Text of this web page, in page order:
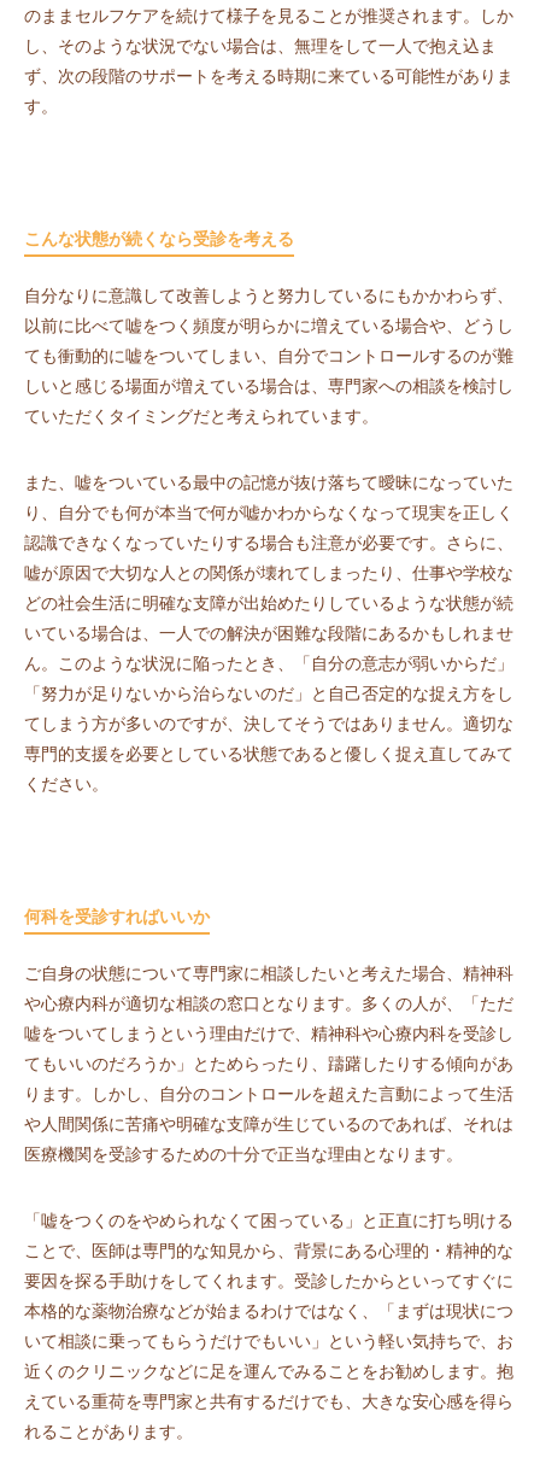
のままセルフケアを続けて様子を見ることが推奨されます。しか
し、そのような状況でない場合は、無理をして一人で抱え込ま
ず、次の段階のサポートを考える時期に来ている可能性がありま
す。
こんな状態が続くなら受診を考える
自分なりに意識して改善しようと努力しているにもかかわらず、
以前に比べて嘘をつく頻度が明らかに増えている場合や、どうし
ても衝動的に嘘をついてしまい、自分でコントロールするのが難
しいと感じる場面が増えている場合は、専門家への相談を検討し
ていただくタイミングだと考えられています。
また、嘘をついている最中の記憶が抜け落ちて曖昧になっていた
り、自分でも何が本当で何が嘘かわからなくなって現実を正しく
認識できなくなっていたりする場合も注意が必要です。さらに、
嘘が原因で大切な人との関係が壊れてしまったり、仕事や学校な
どの社会生活に明確な支障が出始めたりしているような状態が続
いている場合は、一人での解決が困難な段階にあるかもしれませ
ん。このような状況に陥ったとき、「自分の意志が弱いからだ」
「努力が足りないから治らないのだ」と自己否定的な捉え方をし
てしまう方が多いのですが、決してそうではありません。適切な
専門的支援を必要としている状態であると優しく捉え直してみて
ください。
何科を受診すればいいか
ご自身の状態について専門家に相談したいと考えた場合、精神科
や心療内科が適切な相談の窓口となります。多くの人が、「ただ
嘘をついてしまうという理由だけで、精神科や心療内科を受診し
てもいいのだろうか」とためらったり、躊躇したりする傾向があ
ります。しかし、自分のコントロールを超えた言動によって生活
や人間関係に苦痛や明確な支障が生じているのであれば、それは
医療機関を受診するための十分で正当な理由となります。
「嘘をつくのをやめられなくて困っている」と正直に打ち明ける
ことで、医師は専門的な知見から、背景にある心理的・精神的な
要因を探る手助けをしてくれます。受診したからといってすぐに
本格的な薬物治療などが始まるわけではなく、「まずは現状につ
いて相談に乗ってもらうだけでもいい」という軽い気持ちで、お
近くのクリニックなどに足を運んでみることをお勧めします。抱
えている重荷を専門家と共有するだけでも、大きな安心感を得ら
れることがあります。